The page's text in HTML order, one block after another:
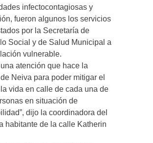
infectocontagiosas y
fueron algunos los servicios
por la Secretaría de
Social y de Salud Municipal a
vulnerable.
una atención que hace la
Neiva para poder mitigar el
vida en calle de cada una de
en situación de
dijo la coordinadora del
habitante de la calle Katherin